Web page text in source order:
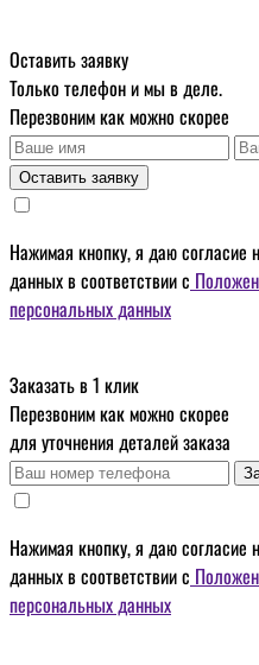
Оставить заявку
Только телефон и мы в деле.
Перезвоним как можно скорее
Оставить заявку
Нажимая кнопку, я даюсогласие
данныхв соответствии с
персональных данных
Заказать в 1 клик
Перезвоним как можно скорее
для уточнения деталей заказа
Нажимая кнопку, я даюсогласие
данныхв соответствии с
персональных данных